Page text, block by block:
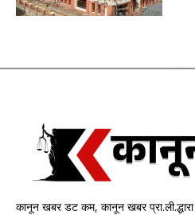
कानून खबर डट कम, कानून खबर